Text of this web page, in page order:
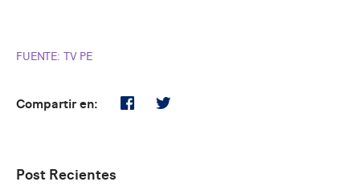
FUENTE: TV PE
Compartir en:
Post Recientes